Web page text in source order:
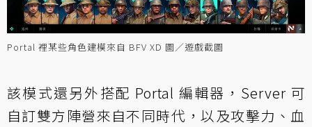
Portal 裡某些角色建模來自 BFV XD 圖／遊戲截圖
該模式還另外搭配 Portal 編輯器，Server 可
自訂雙方陣營來自不同時代，以及攻擊力、血